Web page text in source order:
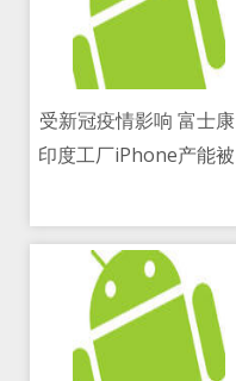
受新冠疫情影响 富士康
印度工厂iPhone产能被